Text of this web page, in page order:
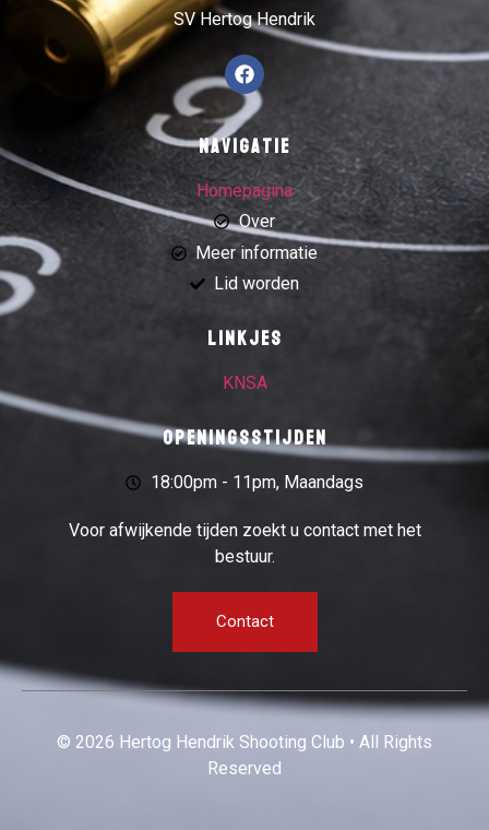
SV Hertog Hendrik
Navigatie
Homepagina
Over
Meer informatie
Lid worden
Linkjes
KNSA
Openingsstijden
18:00pm - 11pm, Maandags
Voor afwijkende tijden zoekt u contact met het
bestuur.
Contact
© 2026 Hertog Hendrik Shooting Club • All Rights
Reserved